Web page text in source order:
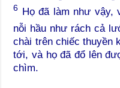
6 Họ đã làm như vậy,
nỗi hầu như rách cả
chài trên chiếc thuyền
tới, và họ đã đổ lên
chìm.